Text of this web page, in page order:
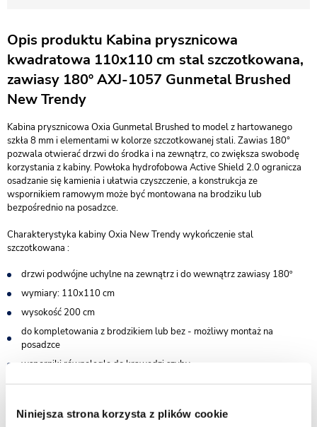
Niniejsza strona korzysta z plików cookie
Opis produktu Kabina prysznicowa
kwadratowa 110x110 cm stal szczotkowana,
zawiasy 180º AXJ-1057 Gunmetal Brushed
New Trendy
Kabina prysznicowa Oxia Gunmetal Brushed to model z hartowanego
szkła 8 mm i elementami w kolorze szczotkowanej stali. Zawias 180°
pozwala otwierać drzwi do środka i na zewnątrz, co zwiększa swobodę
korzystania z kabiny. Powłoka hydrofobowa Active Shield 2.0 ogranicza
osadzanie się kamienia i ułatwia czyszczenie, a konstrukcja ze
wspornikiem ramowym może być montowana na brodziku lub
bezpośrednio na posadzce.
Charakterystyka kabiny Oxia New Trendy wykończenie stal
szczotkowana :
drzwi podwójne uchylne na zewnątrz i do wewnątrz zawiasy 180º
wymiary: 110x110 cm
wysokość 200 cm
do kompletowania z brodzikiem lub bez - możliwy montaż na
posadzce
wsporniki równoległe do krawędzi szyby
bezpieczne szkło hartowane przezroczyste o grubości 8 mm
praktyczny uchwyt drzwi